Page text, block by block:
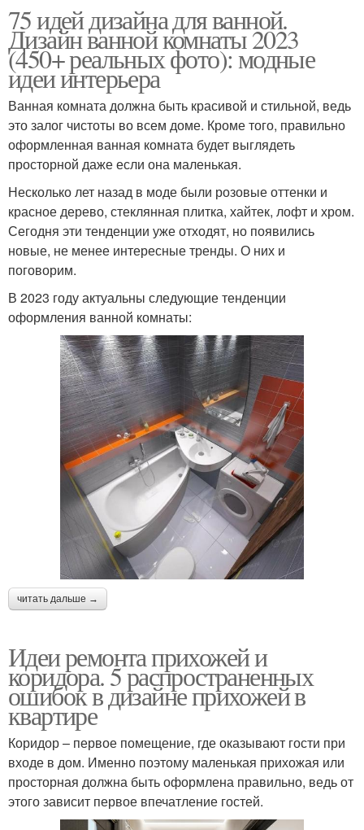
75 идей дизайна для ванной.
Дизайн ванной комнаты 2023
(450+ реальных фото): модные
идеи интерьера
Ванная комната должна быть красивой и стильной, ведь
это залог чистоты во всем доме. Кроме того, правильно
оформленная ванная комната будет выглядеть
просторной даже если она маленькая.
Несколько лет назад в моде были розовые оттенки и
красное дерево, стеклянная плитка, хайтек, лофт и хром.
Сегодня эти тенденции уже отходят, но появились
новые, не менее интересные тренды. О них и
поговорим.
В 2023 году актуальны следующие тенденции
оформления ванной комнаты:
читать дальше →
Идеи ремонта прихожей и
коридора. 5 распространенных
ошибок в дизайне прихожей в
квартире
Коридор – первое помещение, где оказывают гости при
входе в дом. Именно поэтому маленькая прихожая или
просторная должна быть оформлена правильно, ведь от
этого зависит первое впечатление гостей.